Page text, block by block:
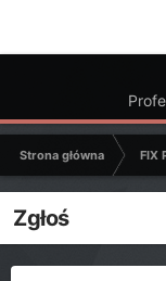
Strona główna FIX
Zgłoś